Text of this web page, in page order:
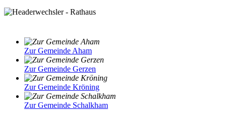
Zur Gemeinde Aham
Zur Gemeinde Gerzen
Zur Gemeinde Kröning
Zur Gemeinde Schalkham